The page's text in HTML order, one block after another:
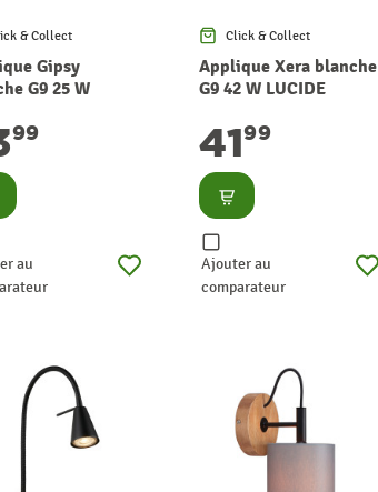
& Collect
Gipsy
G9 25 W
99
au
Click & Collect
Applique Xera blanche
G9 42 W LUCIDE
4199
Consulter
Ajouter au
comparateur